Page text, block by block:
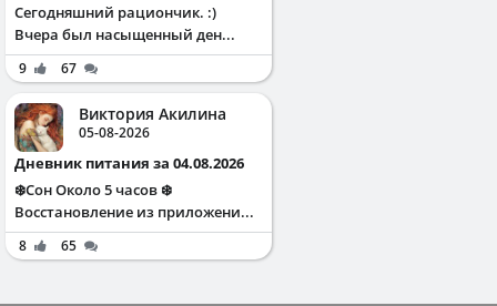
Сегодняшний рациончик. :)
Вчера был насыщенный ден...
9 67
Виктория Акилина
05-08-2026
Дневник питания за 04.08.2026
❄️Сон Около 5 часов ❄️
Восстановление из приложени...
8 65